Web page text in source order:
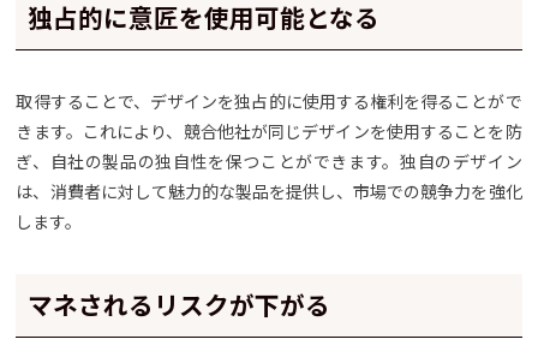
独占的に意匠を使用可能となる
取得することで、デザインを独占的に使用する権利を得ることがで
きます。これにより、競合他社が同じデザインを使用することを防
ぎ、自社の製品の独自性を保つことができます。独自のデザイン
は、消費者に対して魅力的な製品を提供し、市場での競争力を強化
します。
マネされるリスクが下がる